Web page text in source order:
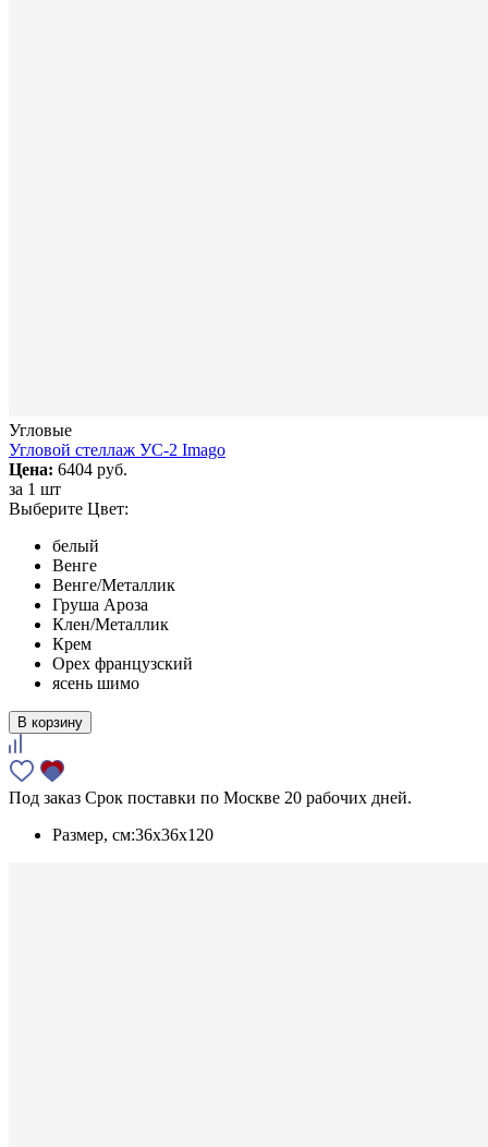
Угловые
Угловой стеллаж УС-2 Imago
Цена: 6404 руб.
за 1 шт
Выберите Цвет:
белый
Венге
Венге/Металлик
Груша Ароза
Клен/Металлик
Крем
Орех французский
ясень шимо
В корзину
Под заказ Срок поставки по Москве 20 рабочих дней.
Размер, см:36x36x120